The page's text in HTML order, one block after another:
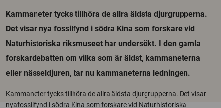
Kammaneter tycks tillhöra de allra äldsta djurgrupperna.
Det visar nya fossilfynd i södra Kina som forskare vid
Naturhistoriska riksmuseet har undersökt. I den gamla
forskardebatten om vilka som är äldst, kammaneterna
eller nässeldjuren, tar nu kammaneterna ledningen.
Kammaneter tycks tillhöra de allra äldsta djurgrupperna. Det visar
nyafossilfynd i södra Kina som forskare vid Naturhistoriska